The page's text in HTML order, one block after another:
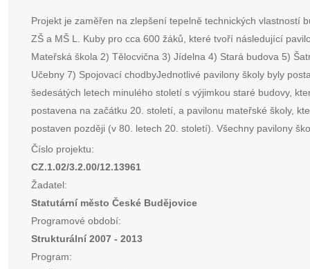
Projekt je zaměřen na zlepšení tepelně technických vlastností
ZŠ a MŠ L. Kuby pro cca 600 žáků, které tvoří následující
Mateřská škola 2) Tělocvična 3) Jídelna 4) Stará budova 5)
Učebny 7) Spojovací chodbyJednotlivé pavilony školy byly
šedesátých letech minulého století s výjimkou staré budovy,
postavena na začátku 20. století, a pavilonu mateřské školy,
postaven později (v 80. letech 20. století). Všechny pavilony
Číslo projektu:
CZ.1.02/3.2.00/12.13961
Žadatel:
Statutární město České Budějovice
Programové období:
Strukturální 2007 - 2013
Program: